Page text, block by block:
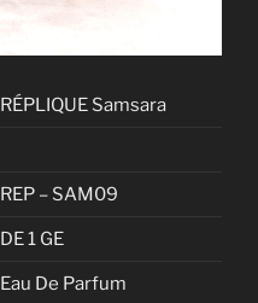
RÉPLIQUE Samsara
REP – SAM09
DE 1 GE
Eau De Parfum